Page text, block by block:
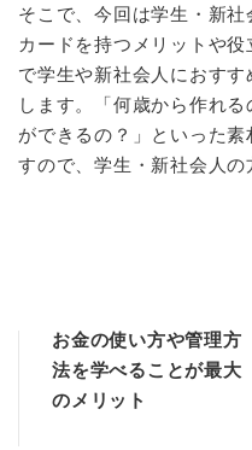
そこで、今回は学生・新
カードを持つメリットや
で学生や新社会人におす
します。「何歳から作れ
ができるの？」といった
すので、学生・新社会人の
お金の使い方や管理方
法を学べることが最大
のメリット